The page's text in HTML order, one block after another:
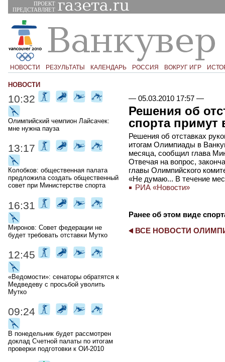
ПРОЕКТ
ПРЕДСТАВЛЯЕТ
НОВОСТИ РЕЗУЛЬТАТЫ КАЛЕНДАРЬ РОССИЯ ВОКРУГ ИГР
— 05.03.2010 17:57—
Решения об
спорта примут
Решения об отставках
итогам Олимпиады в
месяца, сообщил глава
Отвечая на вопрос,
главы Олимпийского
«Не думаю... В течение
РИА «Новости»
Ранее об этом виде
ВСЕ НОВОСТИ
НОВОСТИ
10:32
Олимпийский чемпион Лайсачек:
мне нужна пауза
13:17
Колобков: общественная палата
предложила создать общественный
совет при Министерстве спорта
16:31
Миронов: Совет федерации не
будет требовать отставки Мутко
12:45
«Ведомости»: сенаторы обратятся к
Медведеву с просьбой уволить
Мутко
09:24
В понедельник будет рассмотрен
доклад Счетной палаты по итогам
проверки подготовки к ОИ-2010